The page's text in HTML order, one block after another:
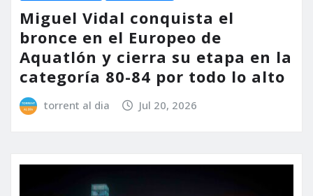
Miguel Vidal conquista el
bronce en el Europeo de
Aquatlón y cierra su etapa en la
categoría 80-84 por todo lo alto
torrent al dia Jul 20, 2026